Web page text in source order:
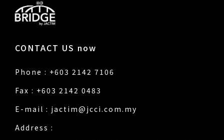
CONTACT US now
Phone : +603 2142 7106
Fax : +603 2142 0483
E-mail : jactim@jcci.com.my
Address :